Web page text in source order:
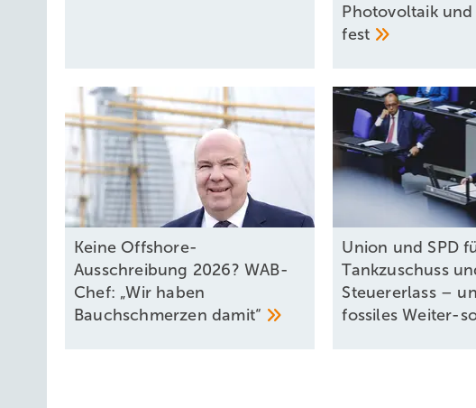
Photovoltaik
fest
Keine Offshore-
Ausschreibung 2026? WAB-
Chef: „Wir haben
Bauchschmerzen damit“
Union und SPD
Tankzuschuss
Steuererlass –
fossilesWeiter-